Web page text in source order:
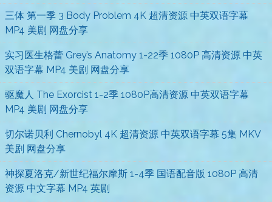
三体 第一季 3 Body Problem 4K 超清资源 中英双语字幕
MP4 美剧 网盘分享
实习医生格蕾 Grey’s Anatomy 1-22季 1080P 高清资源 中英
双语字幕 MP4 美剧 网盘分享
驱魔人 The Exorcist 1-2季 1080P高清资源 中英双语字幕
MP4 美剧 网盘分享
切尔诺贝利 Chernobyl 4K 超清资源 中英双语字幕 5集 MKV
美剧 网盘分享
神探夏洛克/新世纪福尔摩斯 1-4季 国语配音版 1080P 高清
资源 中文字幕 MP4 英剧